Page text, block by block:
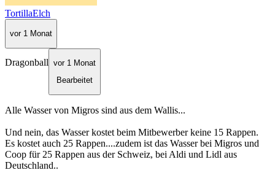
TortillaElch
vor 1 Monat
Dragonball vor 1 Monat
Bearbeitet
Alle Wasser von Migros sind aus dem Wallis...
Und nein, das Wasser kostet beim Mitbewerber keine 15 Rappen.
Es kostet auch 25 Rappen....zudem ist das Wasser bei Migros und
Coop für 25 Rappen aus der Schweiz, bei Aldi und Lidl aus
Deutschland..